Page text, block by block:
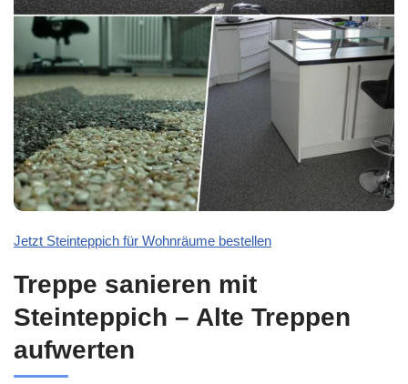
Jetzt Steinteppich für Wohnräume bestellen
Treppe sanieren mit
Steinteppich – Alte Treppen
aufwerten